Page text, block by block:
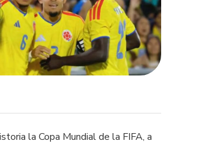
la Copa Mundial de la FIFA, a